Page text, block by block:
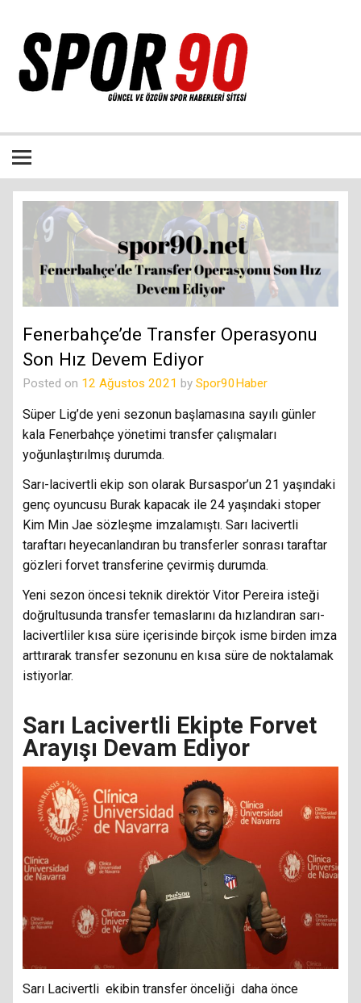
Fenerbahçe’de Transfer Operasyonu
Son Hız Devem Ediyor
Posted on 12 Ağustos 2021 by Spor90Haber
Süper Lig’de yeni sezonun başlamasına sayılı günler
kala Fenerbahçe yönetimi transfer çalışmaları
yoğunlaştırılmış durumda.
Sarı-lacivertli ekip son olarak Bursaspor’un 21 yaşındaki
genç oyuncusu Burak kapacak ile 24 yaşındaki stoper
Kim Min Jae sözleşme imzalamıştı. Sarı lacivertli
taraftarı heyecanlandıran bu transferler sonrası taraftar
gözleri forvet transferine çevirmiş durumda.
Yeni sezon öncesi teknik direktör Vitor Pereira isteği
doğrultusunda transfer temaslarını da hızlandıran sarı-
lacivertliler kısa süre içerisinde birçok isme birden imza
arttırarak transfer sezonunu en kısa süre de noktalamak
istiyorlar.
Sarı Lacivertli Ekipte Forvet
Arayışı Devam Ediyor
Sarı Lacivertli ekibin transfer önceliği daha önce